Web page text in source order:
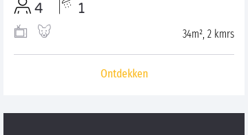
4 1
34m², 2 kmrs
Ontdekken